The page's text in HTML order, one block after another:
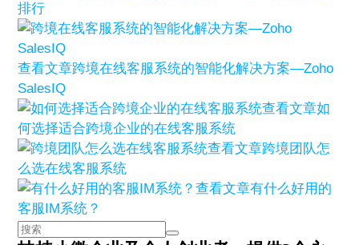
排行
查看文章跨境在线客服系统的智能化解决方案—Zoho
SalesIQ
查看文章如
何选择适合跨境企业的在线客服系统
查看文章跨境团队怎
么选在线客服系统
查看文章有什么好用的
客服IM系统？